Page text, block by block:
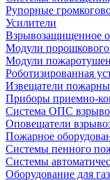
Рупорные
Усилители
Взрывозащищенное
Модули
Модули
Роботизированная
Извещатели
Приборы приемно-
Система ОПС
Оповещатели
Пожарное
Системы пенного
Системы
Оборудование для